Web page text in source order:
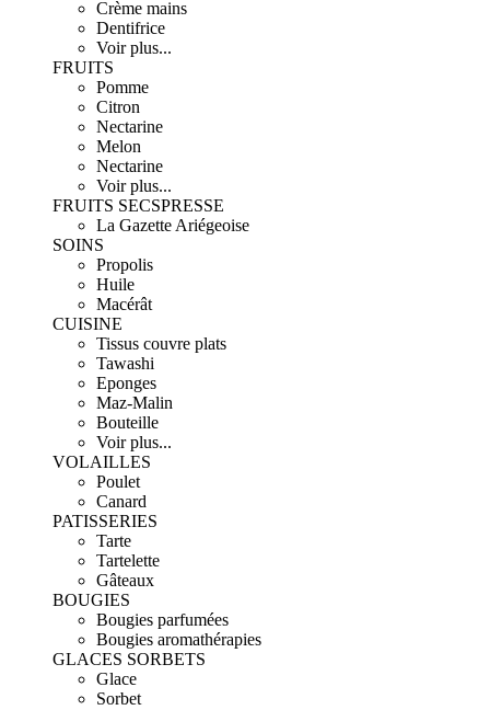
Crème mains
Dentifrice
Voir plus...
FRUITS
Pomme
Citron
Nectarine
Melon
Nectarine
Voir plus...
FRUITS SECSPRESSE
La Gazette Ariégeoise
SOINS
Propolis
Huile
Macérât
CUISINE
Tissus couvre plats
Tawashi
Eponges
Maz-Malin
Bouteille
Voir plus...
VOLAILLES
Poulet
Canard
PATISSERIES
Tarte
Tartelette
Gâteaux
BOUGIES
Bougies parfumées
Bougies aromathérapies
GLACES SORBETS
Glace
Sorbet